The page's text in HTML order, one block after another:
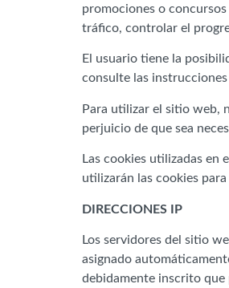
promociones o
tráfico, controlar el
El usuario tiene la
consulte las
Para utilizar el sitio web,
perjuicio de que sea
Las cookies utilizadas en
utilizarán las cookies
DIRECCIONES IP
Los servidores del sitio
asignado
debidamente inscrito que